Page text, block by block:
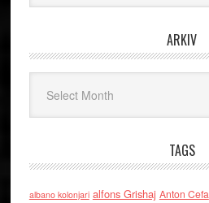
ARKIV
TAGS
albano kolonjari alfons Grishaj Anton Cefa